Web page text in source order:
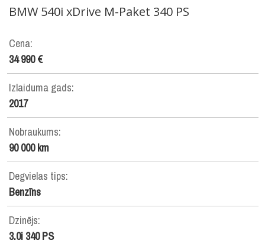
BMW 540i xDrive M-Paket 340 PS
Cena:
34 990 €
Izlaiduma gads:
2017
Nobraukums:
90 000 km
Degvielas tips:
Benzīns
Dzinējs:
3.0i 340 PS